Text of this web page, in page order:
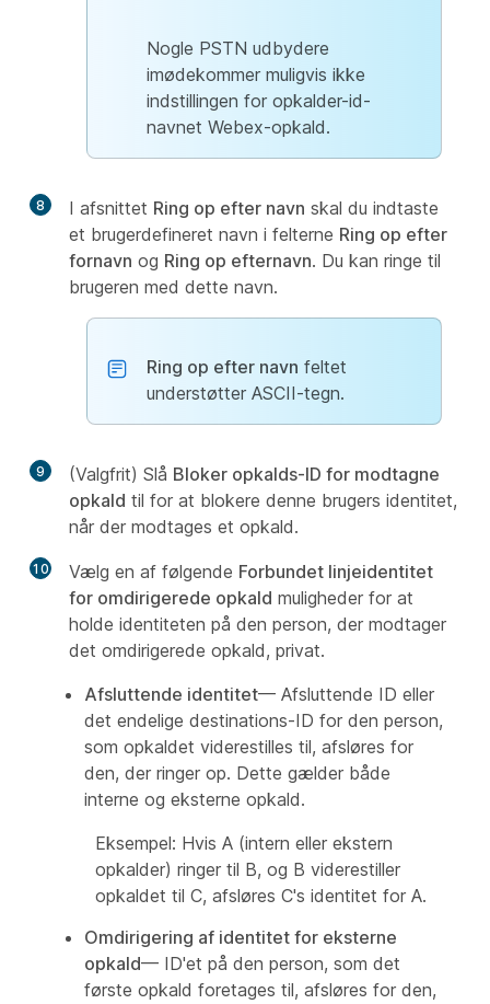
Nogle PSTN udbydere
imødekommer muligvis ikke
indstillingen for opkalder-id-
navnet Webex-opkald.
8 I afsnittet Ring op efter navn skal du indtaste
et brugerdefineret navn i felterne Ring op efter
fornavn og Ring op efternavn. Du kan ringe til
brugeren med dette navn.
Ring op efter navn feltet
understøtter ASCII-tegn.
9 (Valgfrit) Slå Bloker opkalds-ID for modtagne
opkald til for at blokere denne brugers identitet,
når der modtages et opkald.
10 Vælg en af følgende Forbundet linjeidentitet
for omdirigerede opkald muligheder for at
holde identiteten på den person, der modtager
det omdirigerede opkald, privat.
Afsluttende identitet— Afsluttende ID eller
det endelige destinations-ID for den person,
som opkaldet viderestilles til, afsløres for
den, der ringer op. Dette gælder både
interne og eksterne opkald.
Eksempel: Hvis A (intern eller ekstern
opkalder) ringer til B, og B viderestiller
opkaldet til C, afsløres C's identitet for A.
Omdirigering af identitet for eksterne
opkald— ID'et på den person, som det
første opkald foretages til, afsløres for den,